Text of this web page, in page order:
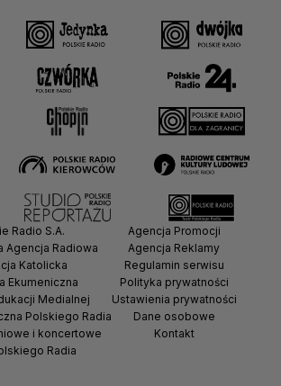
Radio S.A.
Agencja Radiowa
Katolicka
Ekumeniczna
Medialnej
Polskiego Radia
i koncertowe
Radia
Agencja Promocji
Agencja Reklamy
Regulamin serwisu
Polityka prywatności
Ustawienia prywatności
Dane osobowe
Kontakt